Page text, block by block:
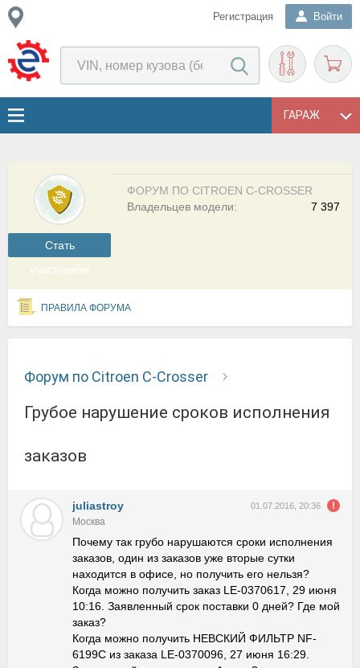
Регистрация Войти
ГАРАЖ
Cтать
участником
ФОРУМ ПО CITROEN C-CROSSER
7 397
Владельцев модели:
ПРАВИЛА ФОРУМА
Форум по Citroen C-Crosser
грубое нарушение сроков исполнения
заказов
juliastroy 01.07.2016, 20:36
Москва
Почему так грубо нарушаются сроки исполнения
заказов, один из заказов уже вторые сутки
находится в офисе, но получить его нельзя?
Когда можно получить заказ LE-0370617, 29 июня
10:16. Заявленный срок поставки 0 дней? Где мой
заказ?
Когда можно получить НЕВСКИЙ ФИЛЬТР NF-
6199C из заказа LE-0370096, 27 июня 16:29.